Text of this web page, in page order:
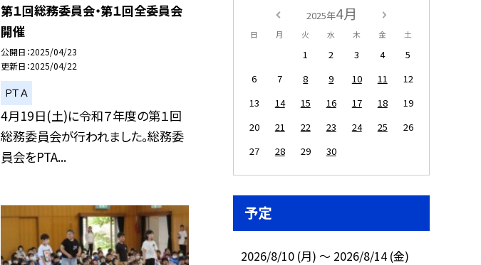
第１回総務委員会・第１回全委員会
開催
公開日 2025/04/23
更新日 2025/04/22
ＰＴＡ
4月19日(土)に令和７年度の第１回
総務委員会が行われました。総務委
員会をPTA...
2025年4月
日 月 火 水 木 金 土
1 2 3 4
5
6
7 8 9 10 11
12
13
14 15 16 17 18
19
20
21 22 23 24 25
26
27
28 29 30
予定
2026/8/10 (月) ～ 2026/8/14 (金)